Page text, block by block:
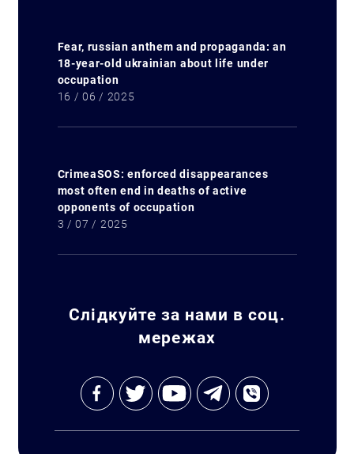
Fear, russian anthem and propaganda: an
18-year-old ukrainian about life under
occupation
16 / 06 / 2025
CrimeaSOS: enforced disappearances
most often end in deaths of active
opponents of occupation
3 / 07 / 2025
Слідкуйте за нами в соц.
мережах